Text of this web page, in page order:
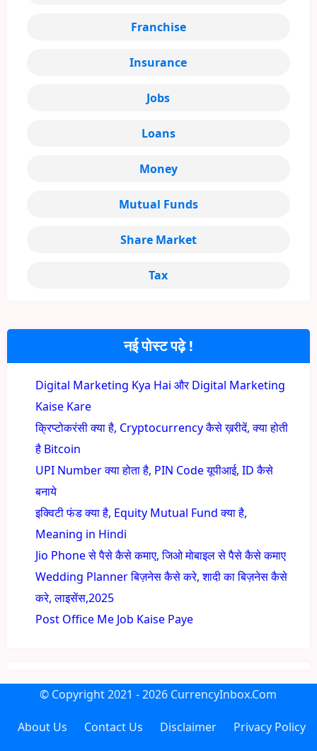
नई पोस्ट पढ़े !
Digital Marketing Kya Hai और Digital Marketing
Kaise Kare
क्रिप्टोकरंसी क्या है, Cryptocurrency कैसे ख़रीदें, क्या होती
है Bitcoin
UPI Number क्या होता है, PIN Code यूपीआई, ID कैसे
बनाये
इक्विटी फंड क्या है, Equity Mutual Fund क्या है,
Meaning in Hindi
Jio Phone से पैसे कैसे कमाए, जिओ मोबाइल से पैसे कैसे कमाए
Wedding Planner बिज़नेस कैसे करे, शादी का बिज़नेस कैसे
करे, लाइसेंस,2025
Post Office Me Job Kaise Paye
Franchise
Insurance
Jobs
Loans
Money
Mutual Funds
Share Market
Tax
© Copyright2021 - 2026 CurrencyInbox.Com
About Us Contact Us Disclaimer Privacy Policy